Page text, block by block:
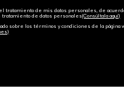
el tratamiento de mis datos personales, de
de datos personales‎(Consúltala aquí)
sobre los términos y condiciones de la página